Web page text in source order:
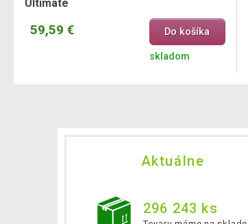
Ultimate
59,59 € Do košíka
skladom
Aktuálne
296 243 ks